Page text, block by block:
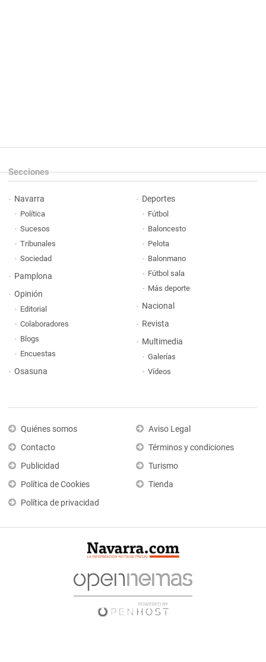
Secciones
Navarra
Política
Sucesos
Tribunales
Sociedad
Pamplona
Opinión
Editorial
Colaboradores
Blogs
Encuestas
Osasuna
Deportes
Fútbol
Baloncesto
Pelota
Balonmano
Fútbol sala
Más deporte
Nacional
Revista
Multimedia
Galerías
Vídeos
Quiénes somos
Contacto
Publicidad
Política de Cookies
Política de privacidad
Aviso Legal
Términos y condiciones
Turismo
Tienda